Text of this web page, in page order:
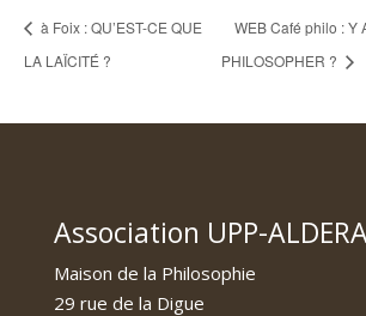
à Foix : QU’EST-CE QUE
LA LAÏCITÉ ?
WEB Café philo : Y
PHILOSOPHER ?
Association UPP-
Maison de la Philosophie
29 rue de la Digue